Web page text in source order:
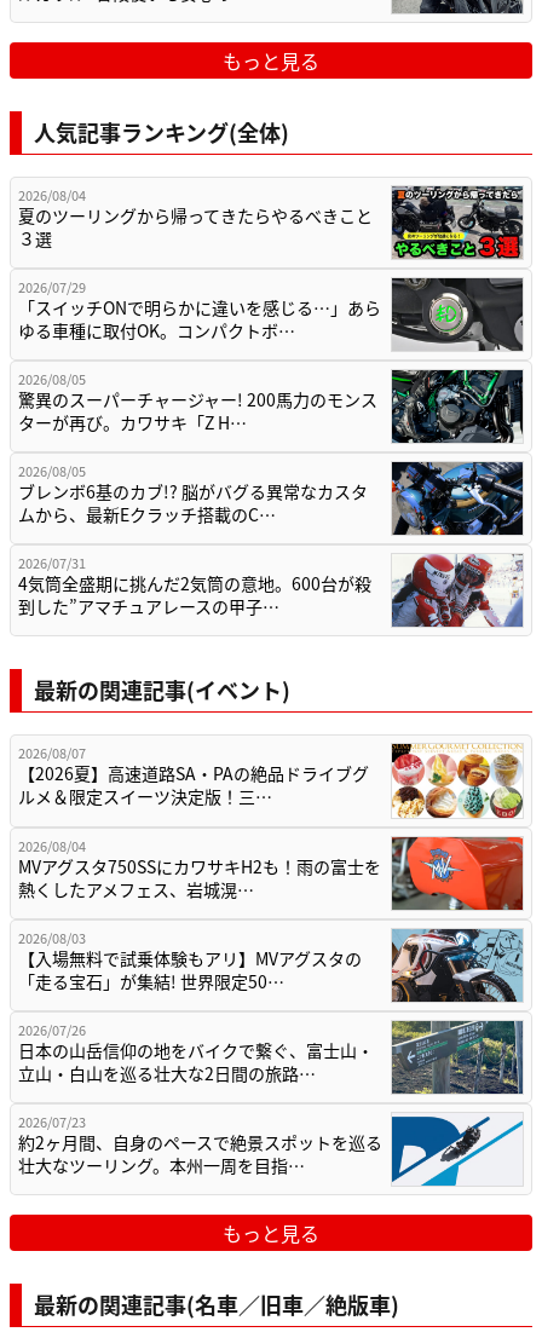
もっと見る
人気記事ランキング(全体)
2026/08/04
夏のツーリングから帰ってきたらやるべきこと
３選
2026/07/29
「スイッチONで明らかに違いを感じる…」あら
ゆる車種に取付OK。コンパクトボ…
2026/08/05
驚異のスーパーチャージャー! 200馬力のモンス
ターが再び。カワサキ「Z H…
2026/08/05
ブレンボ6基のカブ!? 脳がバグる異常なカスタ
ムから、最新Eクラッチ搭載のC…
2026/07/31
4気筒全盛期に挑んだ2気筒の意地。600台が殺
到した”アマチュアレースの甲子…
最新の関連記事(イベント)
2026/08/07
【2026夏】高速道路SA・PAの絶品ドライブグ
ルメ＆限定スイーツ決定版！三…
2026/08/04
MVアグスタ750SSにカワサキH2も！雨の富士を
熱くしたアメフェス、岩城滉…
2026/08/03
【入場無料で試乗体験もアリ】MVアグスタの
「走る宝石」が集結! 世界限定50…
2026/07/26
日本の山岳信仰の地をバイクで繋ぐ、富士山・
立山・白山を巡る壮大な2日間の旅路…
2026/07/23
約2ヶ月間、自身のペースで絶景スポットを巡る
壮大なツーリング。本州一周を目指…
もっと見る
最新の関連記事(名車／旧車／絶版車)